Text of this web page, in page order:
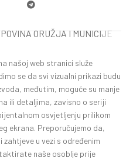
ORUŽJA I MUNICIJE
našoj web stranici služe
se da svi vizualni prikazi budu
međutim, moguće su manje
ili detaljima, zavisno o seriji
osvjetljenju prilikom
ekrana. Preporučujemo da,
u vezi s određenim
naše osoblje prije